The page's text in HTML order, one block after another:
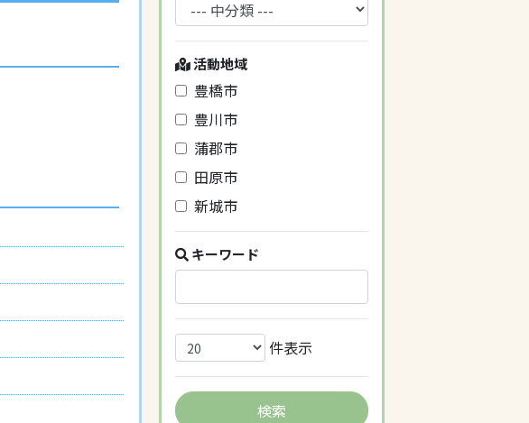
活動地域
豊橋市
豊川市
蒲郡市
田原市
新城市
キーワード
件表示